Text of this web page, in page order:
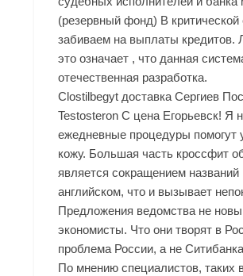
(резервный фонд) В
забиваем на выплаты кредитов.
это означает , что данная
отечественная разработка.
Clostilbegyt доставка Сергиев
Testosteron C цена Егорьевск! Я
ежедневные процедуры помогут
кожу. Большая часть кроссфит
является сокращением названий
английском, что и вызывает
Предложения ведомства не
экономисты. Что они творят в
проблема России, а не
По мнению специалистов, таких